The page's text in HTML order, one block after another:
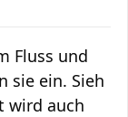
Fluss und
sie ein. Sieh
wird auch